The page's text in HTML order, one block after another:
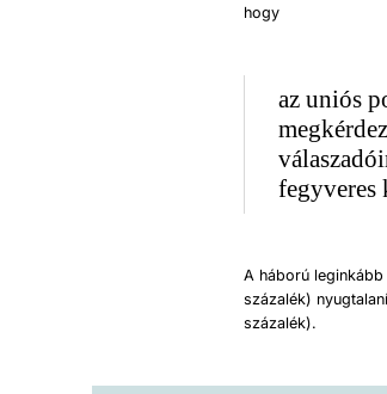
hogy
az uniós
A háború
százalék)
százalék).